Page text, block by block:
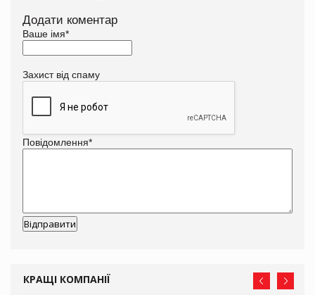
Додати коментар
Ваше імя*
Захист від спаму
Повідомлення*
КРАЩІ КОМПАНІЇ